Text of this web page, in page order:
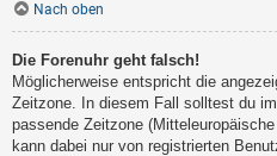
Nach oben
Die Forenuhr geht falsch!
Möglicherweise entspricht die
Zeitzone. In diesem Fall solltest du
passende Zeitzone
kann dabei nur von registrierten